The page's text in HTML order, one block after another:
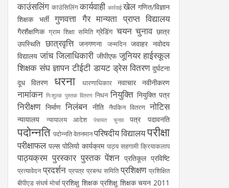
काउंसलिंग काउंसिलिंग कार्यवाही कार्रवाई खेल गणित/विज्ञान
शिक्षक भर्ती
गुणवत्ता गैर मान्यता प्राप्त विद्यालय
गैरशैक्षणिक ग्राम शिक्षा समिति ग्रेडिंग चयन चुनाव छात्र
उपस्थिति छात्रवृत्ति जनगणना जन्मदिन जवाहर नवोदय
विद्यालय जांच जिलाधिकारी जीपीएफ जूनियर हाईस्कूल
शिक्षक संघ ज्ञापन टीईटी डायट ड्रेस वितरण दुर्घटना
दूध वितरण
धरना धारणाधिकार नवाचार नवीनीकरण
नामांकन निःशुल्क पुस्तक वितरण निधन नियुक्ति नियुक्ति पत्र
निरीक्षण निर्माण निलंबन नीति नैपकिन वितरण नोटिस
न्यायालय न्यायालय आदेश पंचायत चुनाव पत्र पदावनति
पदोन्नति पदोन्नति वेतनमानपरिषदीय विद्यालयपरीक्षा
परीक्षाफल पल्स पोलियो कार्यक्रम पाठ्य सहगामी क्रियाकलाप
पाठ्यक्रम पुरस्कार पुस्तक पेंशन प्रतिकूल प्रविष्टि
प्रत्यावेदन प्रदर्शन प्रपत्र प्रबन्ध समिति प्रशिक्षण प्रशिक्षित
बीपीएड संघर्ष मोर्चा प्रशिक्षु शिक्षक प्रशिक्षु शिक्षक चयन 2011